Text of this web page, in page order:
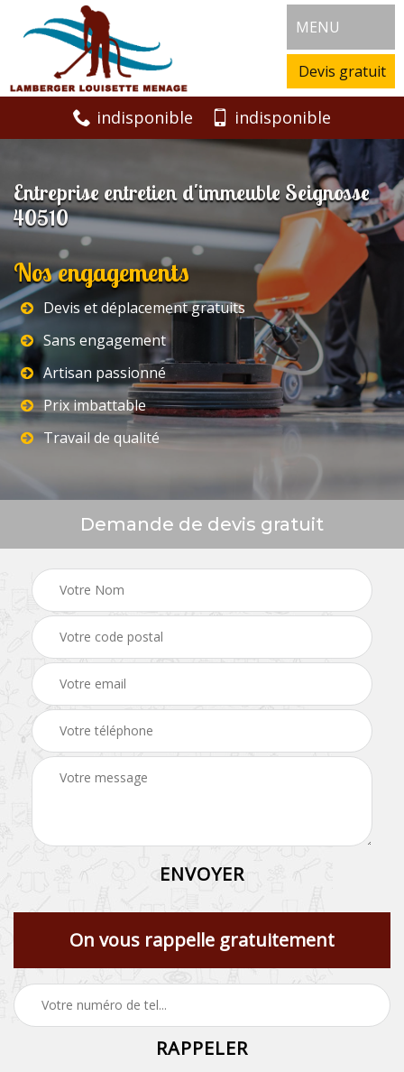
MENU
Devis gratuit
indisponible indisponible
Entreprise entretien d'immeuble Seignosse
40510
Nos engagements
Devis et déplacement gratuits
Sans engagement
Artisan passionné
Prix imbattable
Travail de qualité
Demande de devis gratuit
On vous rappelle gratuitement